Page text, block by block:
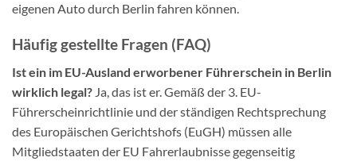
eigenen Auto durch Berlin fahren können.
Häufig gestellte Fragen (FAQ)
Ist ein im EU-Ausland erworbener Führerschein in Berlin
wirklich legal? Ja, das ist er. Gemäß der 3. EU-
Führerscheinrichtlinie und der ständigen Rechtsprechung
des Europäischen Gerichtshofs (EuGH) müssen alle
Mitgliedstaaten der EU Fahrerlaubnisse gegenseitig